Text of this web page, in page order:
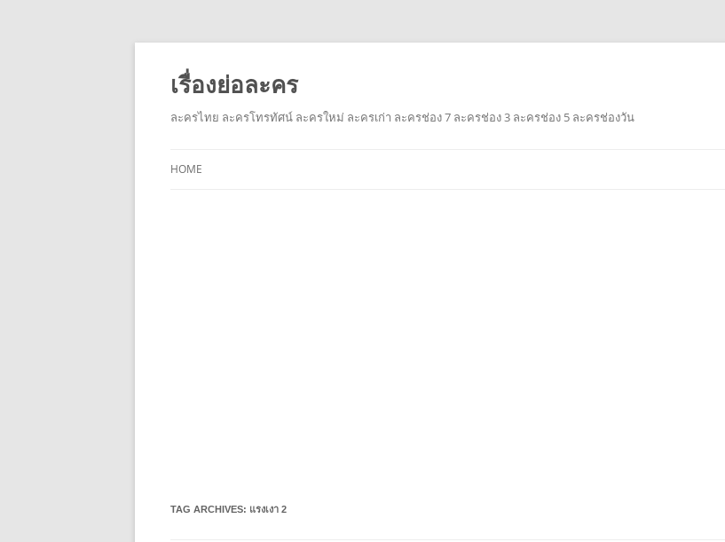
เรื่องย่อละคร
ละครไทย ละครโทรทัศน์ ละครใหม่ ละครเก่า ละครช่อง 7 ละครช่อง 3 ละครช่อง 5 ละครช่องวัน
HOME
TAG ARCHIVES: แรงเงา 2